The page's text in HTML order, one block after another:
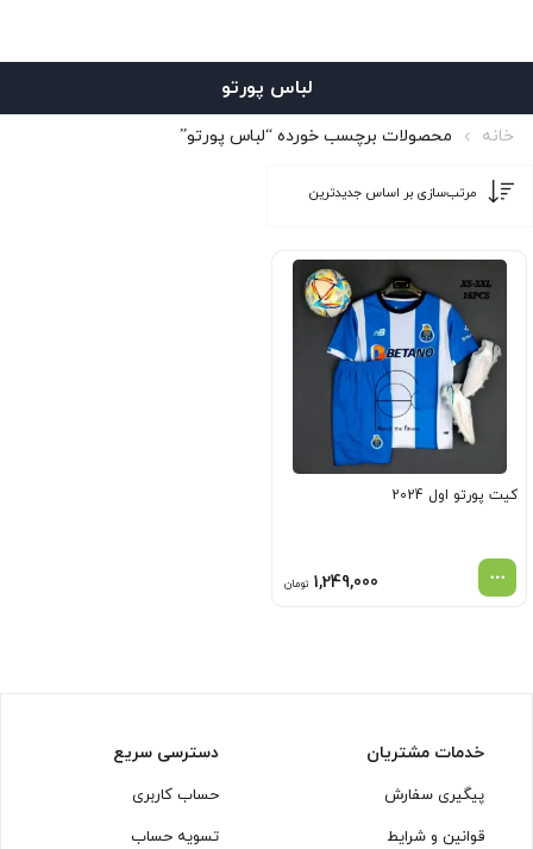
لباس پورتو
خانه محصولات برچسب خورده “لباس پورتو”
کیت پورتو اول 2024
1,249,000 تومان
خدمات مشتریان
پیگیری سفارش
قوانین و شرایط
دسترسی سریع
حساب کاربری
تسویه حساب